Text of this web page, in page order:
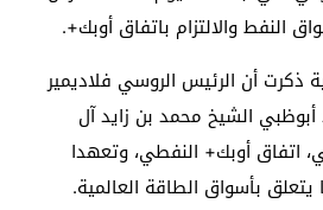
النفط والالتزام باتفاق أوبك+.
ذكرت أن الرئيس الروسي فلاديمير
الشيخ محمد بن زايد آل
اتفاق أوبك+ النفطي، وتعهدا
بأسواق الطاقة العالمية.